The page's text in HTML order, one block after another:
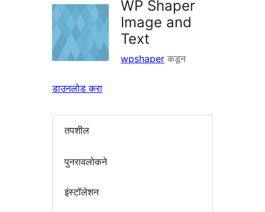
WP Shaper
Image and
Text
wpshaper कडून
डाउनलोड करा
तपशील
पुनरावलोकने
इंस्टॉलेशन